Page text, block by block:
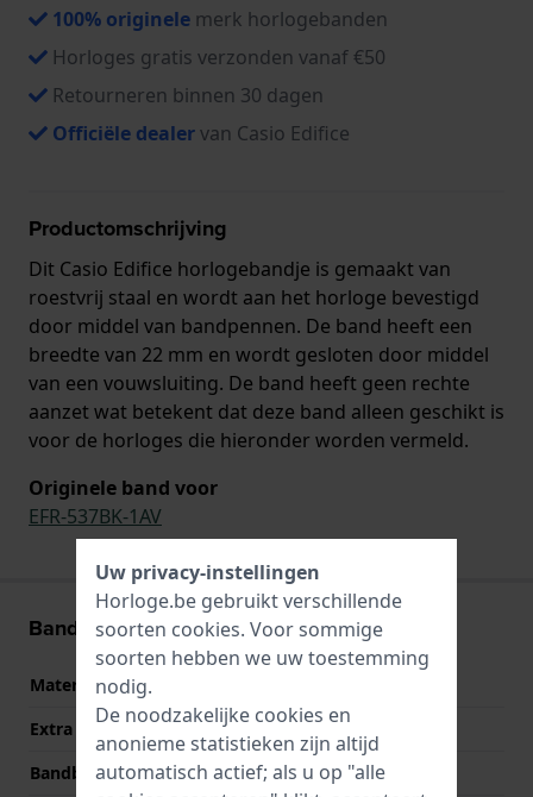
100% originele merk horlogebanden
Horloges gratis verzonden vanaf €50
Retourneren binnen 30 dagen
Officiële dealervan Casio Edifice
Productomschrijving
Dit Casio Edifice horlogebandje is gemaakt van
roestvrij staal en wordt aan het horloge bevestigd
door middel van bandpennen. De band heeft een
breedte van 22 mm en wordt gesloten door middel
van een vouwsluiting. De band heeft geen rechte
aanzet wat betekent dat deze band alleen geschikt is
voor de horloges die hieronder worden vermeld.
Originele band voor
EFR-537BK-1AV
Band informatie
Materiaal Band
Extra info
Stainless Steel Bracelet
Bandbreedte
22 mm
Uw privacy-instellingen
Horloge.be gebruikt verschillende
soorten cookies. Voor sommige
soorten hebben we uw toestemming
nodig.
De noodzakelijke cookies en
anonieme statistieken zijn altijd
automatisch actief; als u op "alle